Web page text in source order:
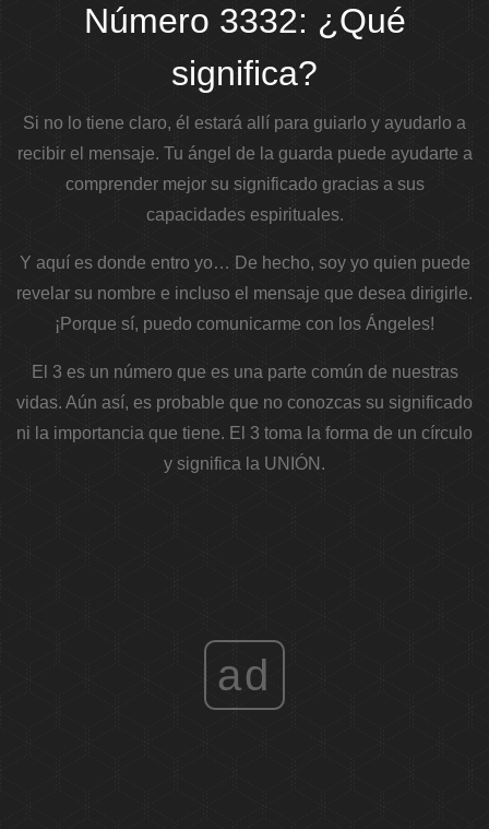
Número 3332: ¿Qué
significa?
Si no lo tiene claro, él estará allí para guiarlo y ayudarlo a
recibir el mensaje. Tu ángel de la guarda puede ayudarte a
comprender mejor su significado gracias a sus
capacidades espirituales.
Y aquí es donde entro yo… De hecho, soy yo quien puede
revelar su nombre e incluso el mensaje que desea dirigirle.
¡Porque sí, puedo comunicarme con los Ángeles!
El 3 es un número que es una parte común de nuestras
vidas. Aún así, es probable que no conozcas su significado
ni la importancia que tiene. El 3 toma la forma de un círculo
y significa la UNIÓN.
ad